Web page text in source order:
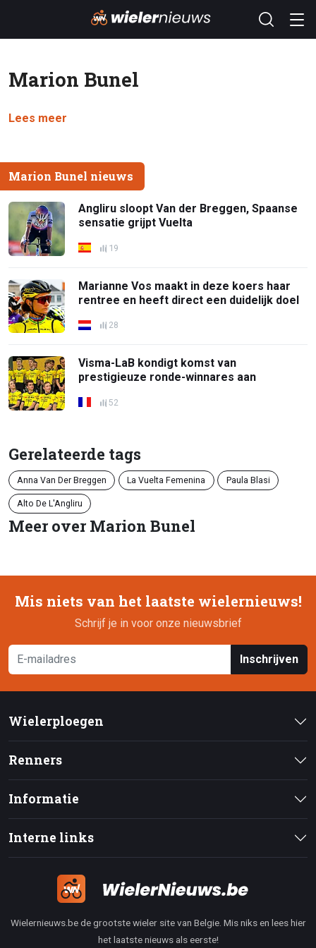
Marion Bunel
Lees meer
Marion Bunel nieuws
Angliru sloopt Van der Breggen, Spaanse
sensatie grijpt Vuelta
19
Marianne Vos maakt in deze koers haar
rentree en heeft direct een duidelijk doel
28
Visma-LaB kondigt komst van
prestigieuze ronde-winnares aan
52
Gerelateerde tags
Anna Van Der Breggen La Vuelta Femenina Paula Blasi
Alto De L'Angliru
Meer over Marion Bunel
Mis niets van het laatste wielernieuws!
Schrijf je in voor onze nieuwsbrief
Inschrijven
Wielerploegen
Renners
Informatie
Interne links
Wielernieuws.be de grootste wieler site van Belgie. Mis niks en lees hier
het laatste nieuws als eerste!